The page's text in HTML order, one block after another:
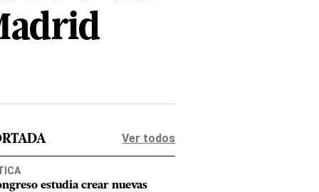
Ver todos
estudia crear nuevas